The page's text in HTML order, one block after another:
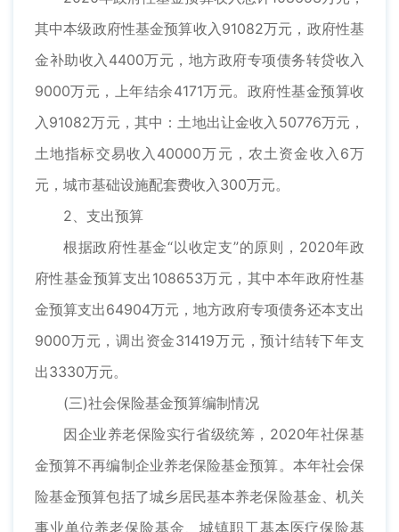
其中本级政府性基金预算收入91082万元，政府性基
金补助收入4400万元，地方政府专项债务转贷收入
9000万元，上年结余4171万元。政府性基金预算收
入91082万元，其中：土地出让金收入50776万元，
土地指标交易收入40000万元，农土资金收入6万
元，城市基础设施配套费收入300万元。
2、支出预算
根据政府性基金“以收定支”的原则，2020年政
府性基金预算支出108653万元，其中本年政府性基
金预算支出64904万元，地方政府专项债务还本支出
9000万元，调出资金31419万元，预计结转下年支
出3330万元。
(三)社会保险基金预算编制情况
因企业养老保险实行省级统筹，2020年社保基
金预算不再编制企业养老保险基金预算。本年社会保
险基金预算包括了城乡居民基本养老保险基金、机关
事业单位养老保险基金、城镇职工基本医疗保险基